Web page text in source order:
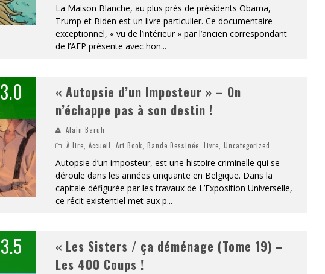
La Maison Blanche, au plus près de présidents Obama,
Trump et Biden est un livre particulier. Ce documentaire
exceptionnel, « vu de l’intérieur » par l’ancien correspondant
de l’AFP présente avec hon...
3.0
« Autopsie d’un Imposteur » – On
n’échappe pas à son destin !
Alain Baruh
À lire Accueil Art Book Bande Dessinée Livre Uncategorized
Autopsie d’un imposteur, est une histoire criminelle qui se
déroule dans les années cinquante en Belgique. Dans la
capitale défigurée par les travaux de L’Exposition Universelle,
ce récit existentiel met aux p...
3.5
« Les Sisters / ça déménage (Tome 19) –
Les 400 Coups !